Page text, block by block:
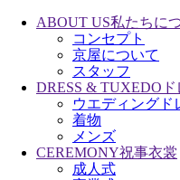
ABOUT US私たちに
コンセプト
京屋について
スタッフ
DRESS & TUXEDO
ウエディングド
着物
メンズ
CEREMONY祝事衣裳
成人式